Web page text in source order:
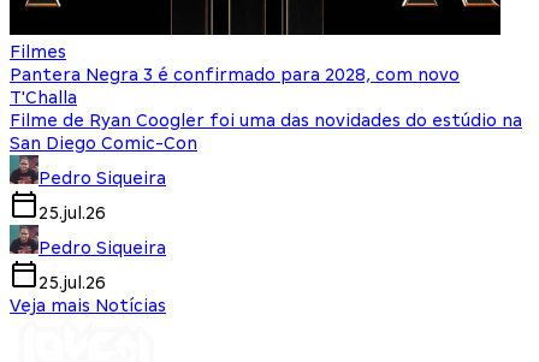
Filmes
Pantera Negra 3 é confirmado para 2028, com novo
T'Challa
Filme de Ryan Coogler foi uma das novidades do estúdio na
San Diego Comic-Con
Pedro Siqueira
25.jul.26
Pedro Siqueira
25.jul.26
Veja mais Notícias